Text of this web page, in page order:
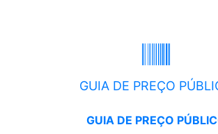
GUIA DE PREÇO
GUIA DE PREÇO